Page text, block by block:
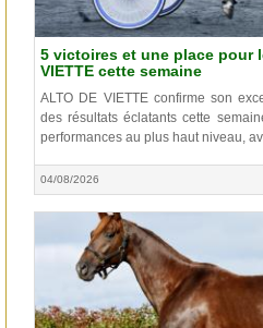
5 victoires et une place pour
VIETTE cette semaine
ALTO DE VIETTE confirme son
des résultats éclatants cette
performances au plus haut niveau,
04/08/2026